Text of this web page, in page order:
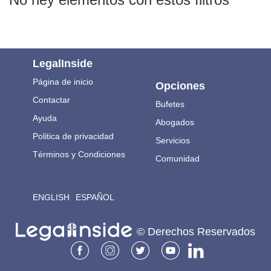
LegalInside
Página de inicio
Contactar
Ayuda
Politica de privacidad
Términos y Condiciones
ENGLISH ESPAÑOL
Opciones
Bufetes
Abogados
Servicios
Comunidad
.
© Derechos Reservados